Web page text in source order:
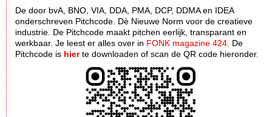
De door bvA, BNO, VIA, DDA, PMA, DCP, DDMA en IDEA
onderschreven Pitchcode. Dè Nieuwe Norm voor de creatieve
industrie. De Pitchcode maakt pitchen eerlijk, transparant en
werkbaar. Je leest er alles over in FONK magazine 424 . De
Pitchcode is hierte downloaden of scan de QR code hieronder.